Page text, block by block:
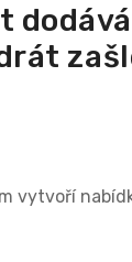
vytvoří